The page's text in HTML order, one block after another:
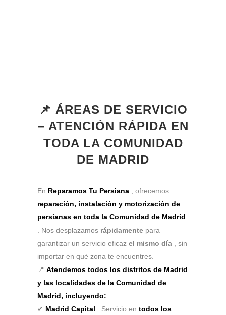
📌 ÁREAS DE SERVICIO
– ATENCIÓN RÁPIDA EN
TODA LA COMUNIDAD
DE MADRID
En Reparamos Tu Persiana , ofrecemos
reparación, instalación y motorización de
persianas en toda la Comunidad de Madrid
. Nos desplazamos rápidamente para
garantizar un servicio eficaz el mismo día , sin
importar en qué zona te encuentres.
📍 Atendemos todos los distritos de Madrid
y las localidades de la Comunidad de
Madrid, incluyendo:
✔ Madrid Capital : Servicio en todos los